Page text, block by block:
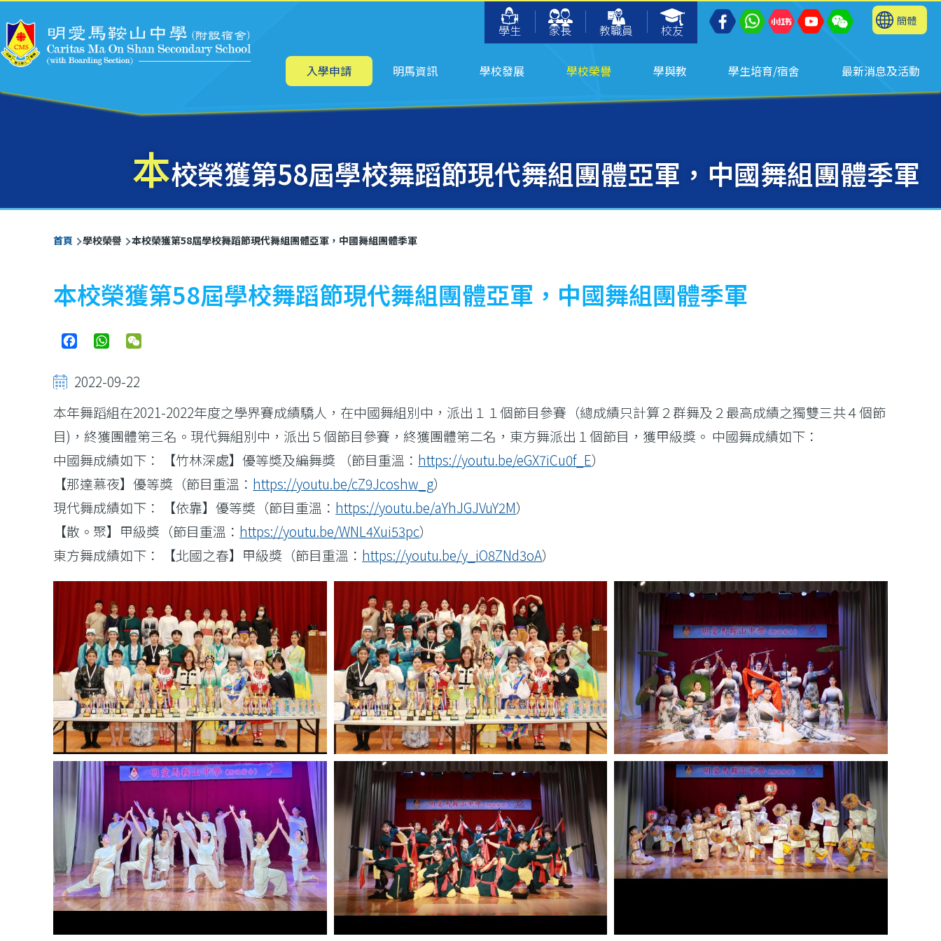
學生
家長 教職員 校友
簡體
主
航 入學申請 明馬資訊 學校發展 學校榮譽 學與教 學生培育/宿舍 最新消息及活動
本校榮獲第58屆學校舞蹈節現代舞組團體亞軍，中國舞組團體季軍
導
航
連
結
首頁 學校榮譽 本校榮獲第58屆學校舞蹈節現代舞組團體亞軍，中國舞組團體季軍
本校榮獲第58屆學校舞蹈節現代舞組團體亞軍，中國舞組團體季軍
FacebookWhatsApp
2022-09-22
本年舞蹈組在2021-2022年度之學界賽成績驕人，在中國舞組別中，派出１１個節目參賽（總成績只計算２群舞及２最高成績之獨雙三共４個節
目)，終獲團體第三名。現代舞組別中，派出５個節目參賽，終獲團體第二名，東方舞派出１個節目，獲甲級獎。 中國舞成績如下：
中國舞成績如下： 【竹林深處】優等奬及編舞獎 （節目重溫： https://youtu.be/eGX7iCu0f_E）
【那達慕夜】優等獎（節目重溫： https://youtu.be/cZ9Jcoshw_g）
現代舞成績如下： 【依靠】優等奬（節目重溫： https://youtu.be/aYhJGJVuY2M）
【散。聚】甲級獎（節目重溫： https://youtu.be/WNL4Xui53pc）
東方舞成績如下： 【北國之春】甲級獎（節目重溫： https://youtu.be/y_iO8ZNd3oA）